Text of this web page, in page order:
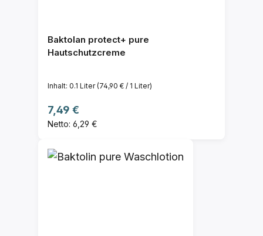
Baktolan protect+ pure
Hautschutzcreme
Inhalt: 0.1 Liter(74,90 € / 1 Liter)
Regulärer Preis:
7,49 €
Netto: 6,29 €